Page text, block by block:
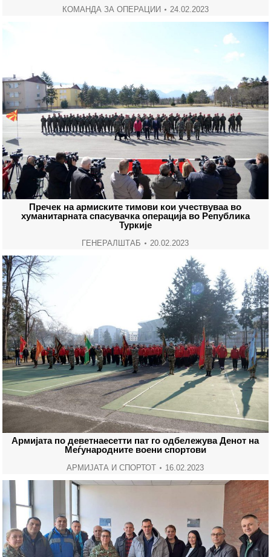
КОМАНДА ЗА ОПЕРАЦИИ 24.02.2023
Пречек на армиските тимови кои учествуваа во
хуманитарната спасувачка операција во Република
Туркије
ГЕНЕРАЛШТАБ 20.02.2023
Армијата по деветнаесетти пат го одбележува Денот на
Меѓународните воени спортови
АРМИЈАТА И СПОРТОТ 16.02.2023